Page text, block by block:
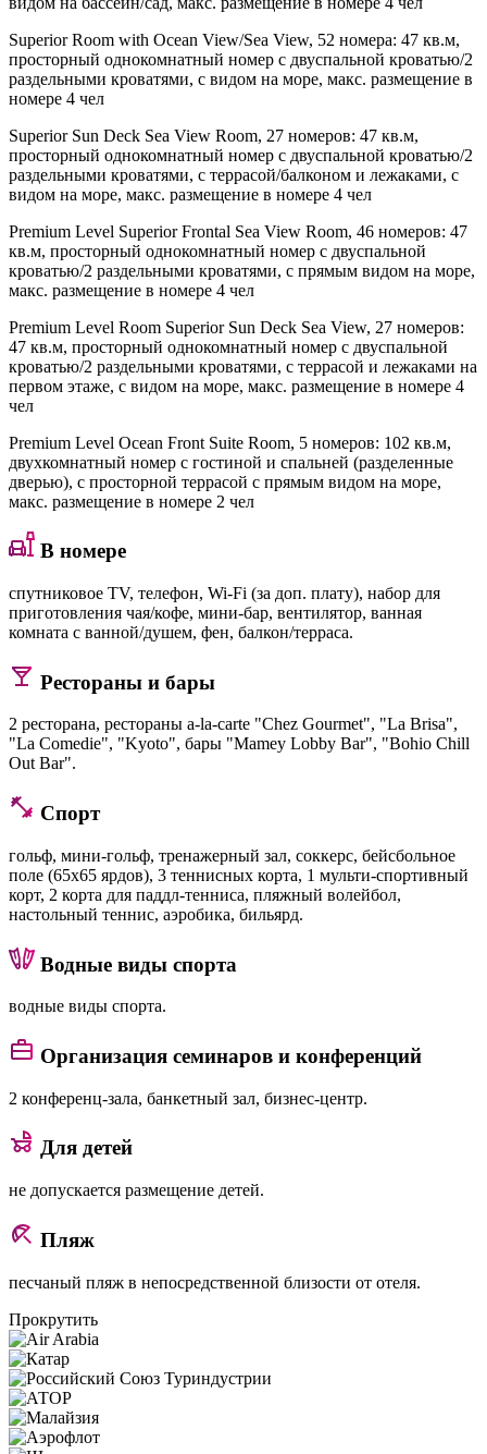
Superior Room with Ocean View/Sea View, 52 номера: 47 кв.м,
просторный однокомнатный номер с двуспальной кроватью/2
раздельными кроватями, с видом на море, макс. размещение в
номере 4 чел
Superior Sun Deck Sea View Room, 27 номеров: 47 кв.м,
просторный однокомнатный номер с двуспальной кроватью/2
раздельными кроватями, с террасой/балконом и лежаками, с
видом на море, макс. размещение в номере 4 чел
Premium Level Superior Frontal Sea View Room, 46 номеров: 47
кв.м, просторный однокомнатный номер с двуспальной
кроватью/2 раздельными кроватями, с прямым видом на море,
макс. размещение в номере 4 чел
Premium Level Room Superior Sun Deck Sea View, 27 номеров:
47 кв.м, просторный однокомнатный номер с двуспальной
кроватью/2 раздельными кроватями, с террасой и лежаками на
первом этаже, с видом на море, макс. размещение в номере 4
чел
Premium Level Ocean Front Suite Room, 5 номеров: 102 кв.м,
двухкомнатный номер с гостиной и спальней (разделенные
дверью), с просторной террасой с прямым видом на море,
макс. размещение в номере 2 чел
В номере
спутниковое TV, телефон, Wi-Fi (за доп. плату), набор для
приготовления чая/кофе, мини-бар, вентилятор, ванная
комната с ванной/душем, фен, балкон/терраса.
Рестораны и бары
2 ресторана, рестораны a-la-carte "Chez Gourmet", "La Brisa",
"La Comedie", "Kyoto", бары "Mamey Lobby Bar", "Bohio Chill
Out Bar".
Спорт
гольф, мини-гольф, тренажерный зал, соккерс, бейсбольное
поле (65x65 ярдов), 3 теннисных корта, 1 мульти-спортивный
корт, 2 корта для паддл-тенниса, пляжный волейбол,
настольный теннис, аэробика, бильярд.
Водные виды спорта
водные виды спорта.
Организация семинаров и конференций
2 конференц-зала, банкетный зал, бизнес-центр.
Для детей
не допускается размещение детей.
Пляж
песчаный пляж в непосредственной близости от отеля.
Прокрутить